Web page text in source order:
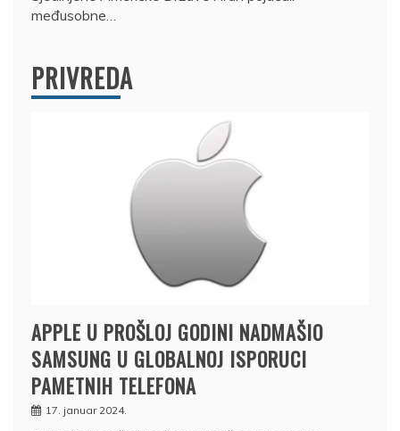
međusobne…
PRIVREDA
APPLE U PROŠLOJ GODINI NADMAŠIO
SAMSUNG U GLOBALNOJ ISPORUCI
PAMETNIH TELEFONA
17. januar 2024.